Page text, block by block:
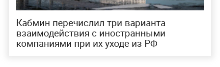
Кабмин перечислил три варианта
взаимодействия с иностранными
компаниями при их уходе из РФ